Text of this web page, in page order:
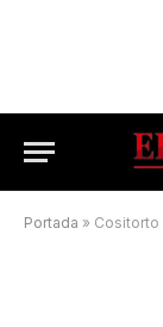
Portada » Cositorto